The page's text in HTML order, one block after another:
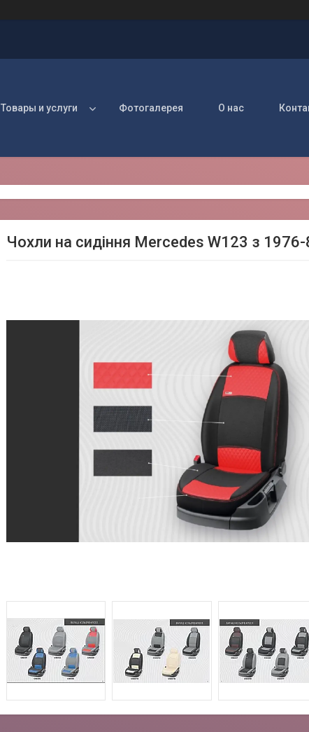
Товары и услуги Фотогалерея О нас
Чохли на сидіння Mercedes W123 з